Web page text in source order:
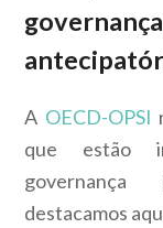
A OECD-OPSI
que estão
governança
destacamos